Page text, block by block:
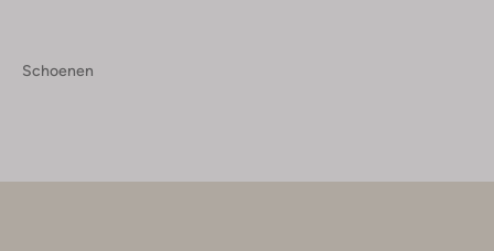
Schoenen